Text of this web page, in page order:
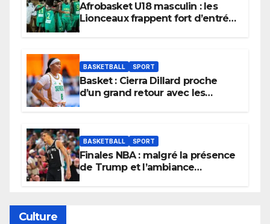
Afrobasket U18 masculin : les
Lionceaux frappent fort d’entrée
BASKETBALL SPORT
Basket : Cierra Dillard proche
d’un grand retour avec les
BASKETBALL SPORT
Finales NBA : malgré la présence
de Trump et l’ambiance
Culture